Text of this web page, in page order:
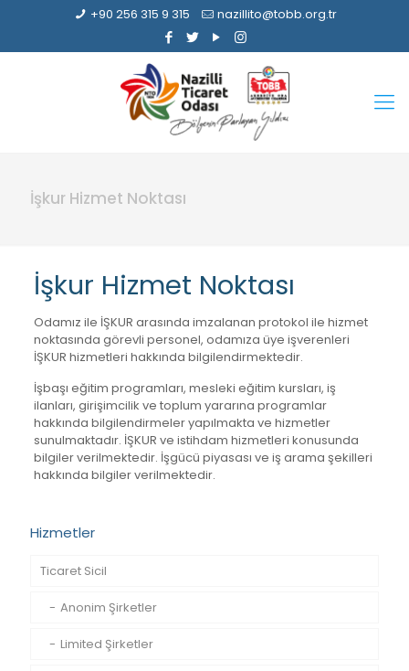
+90 256 315 9 315 nazillito@tobb.org.tr
İşkur Hizmet Noktası
İşkur Hizmet Noktası
Odamız ile İŞKUR arasında imzalanan protokol ile hizmet
noktasında görevli personel, odamıza üye işverenleri
İŞKUR hizmetleri hakkında bilgilendirmektedir.
İşbaşı eğitim programları, mesleki eğitim kursları, iş
ilanları, girişimcilik ve toplum yararına programlar
hakkında bilgilendirmeler yapılmakta ve hizmetler
sunulmaktadır. İŞKUR ve istihdam hizmetleri konusunda
bilgiler verilmektedir. İşgücü piyasası ve iş arama şekilleri
hakkında bilgiler verilmektedir.
Hizmetler
Ticaret Sicil
Anonim Şirketler
Limited Şirketler